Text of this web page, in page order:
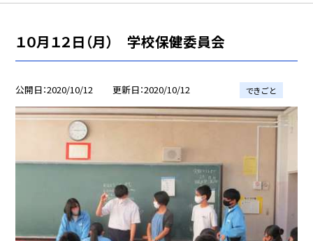
１０月１２日（月） 学校保健委員会
公開日 2020/10/12 更新日 2020/10/12 できごと